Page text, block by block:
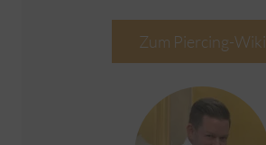
Zum Piercing-Wiki